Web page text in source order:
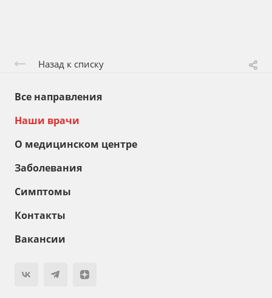
Назад к списку
Все направления
Наши врачи
О медицинском центре
Заболевания
Симптомы
Контакты
Вакансии